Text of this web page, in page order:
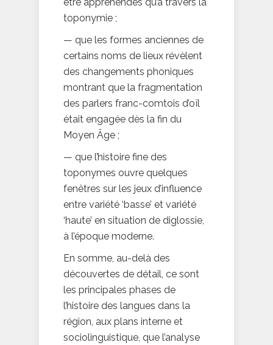
toponymie ;
— que les formes anciennes de
certains noms de lieux révèlent
des changements phoniques
montrant que la fragmentation
des parlers franc-comtois d’oïl
était engagée dès la fin du
Moyen Âge ;
— que l’histoire fine des
toponymes ouvre quelques
fenêtres sur les jeux d’influence
entre variété ‘basse’ et variété
‘haute’ en situation de diglossie,
à l’époque moderne.
En somme, au-delà des
découvertes de détail, ce sont
les principales phases de
l’histoire des langues dans la
région, aux plans interne et
sociolinguistique, que l’analyse